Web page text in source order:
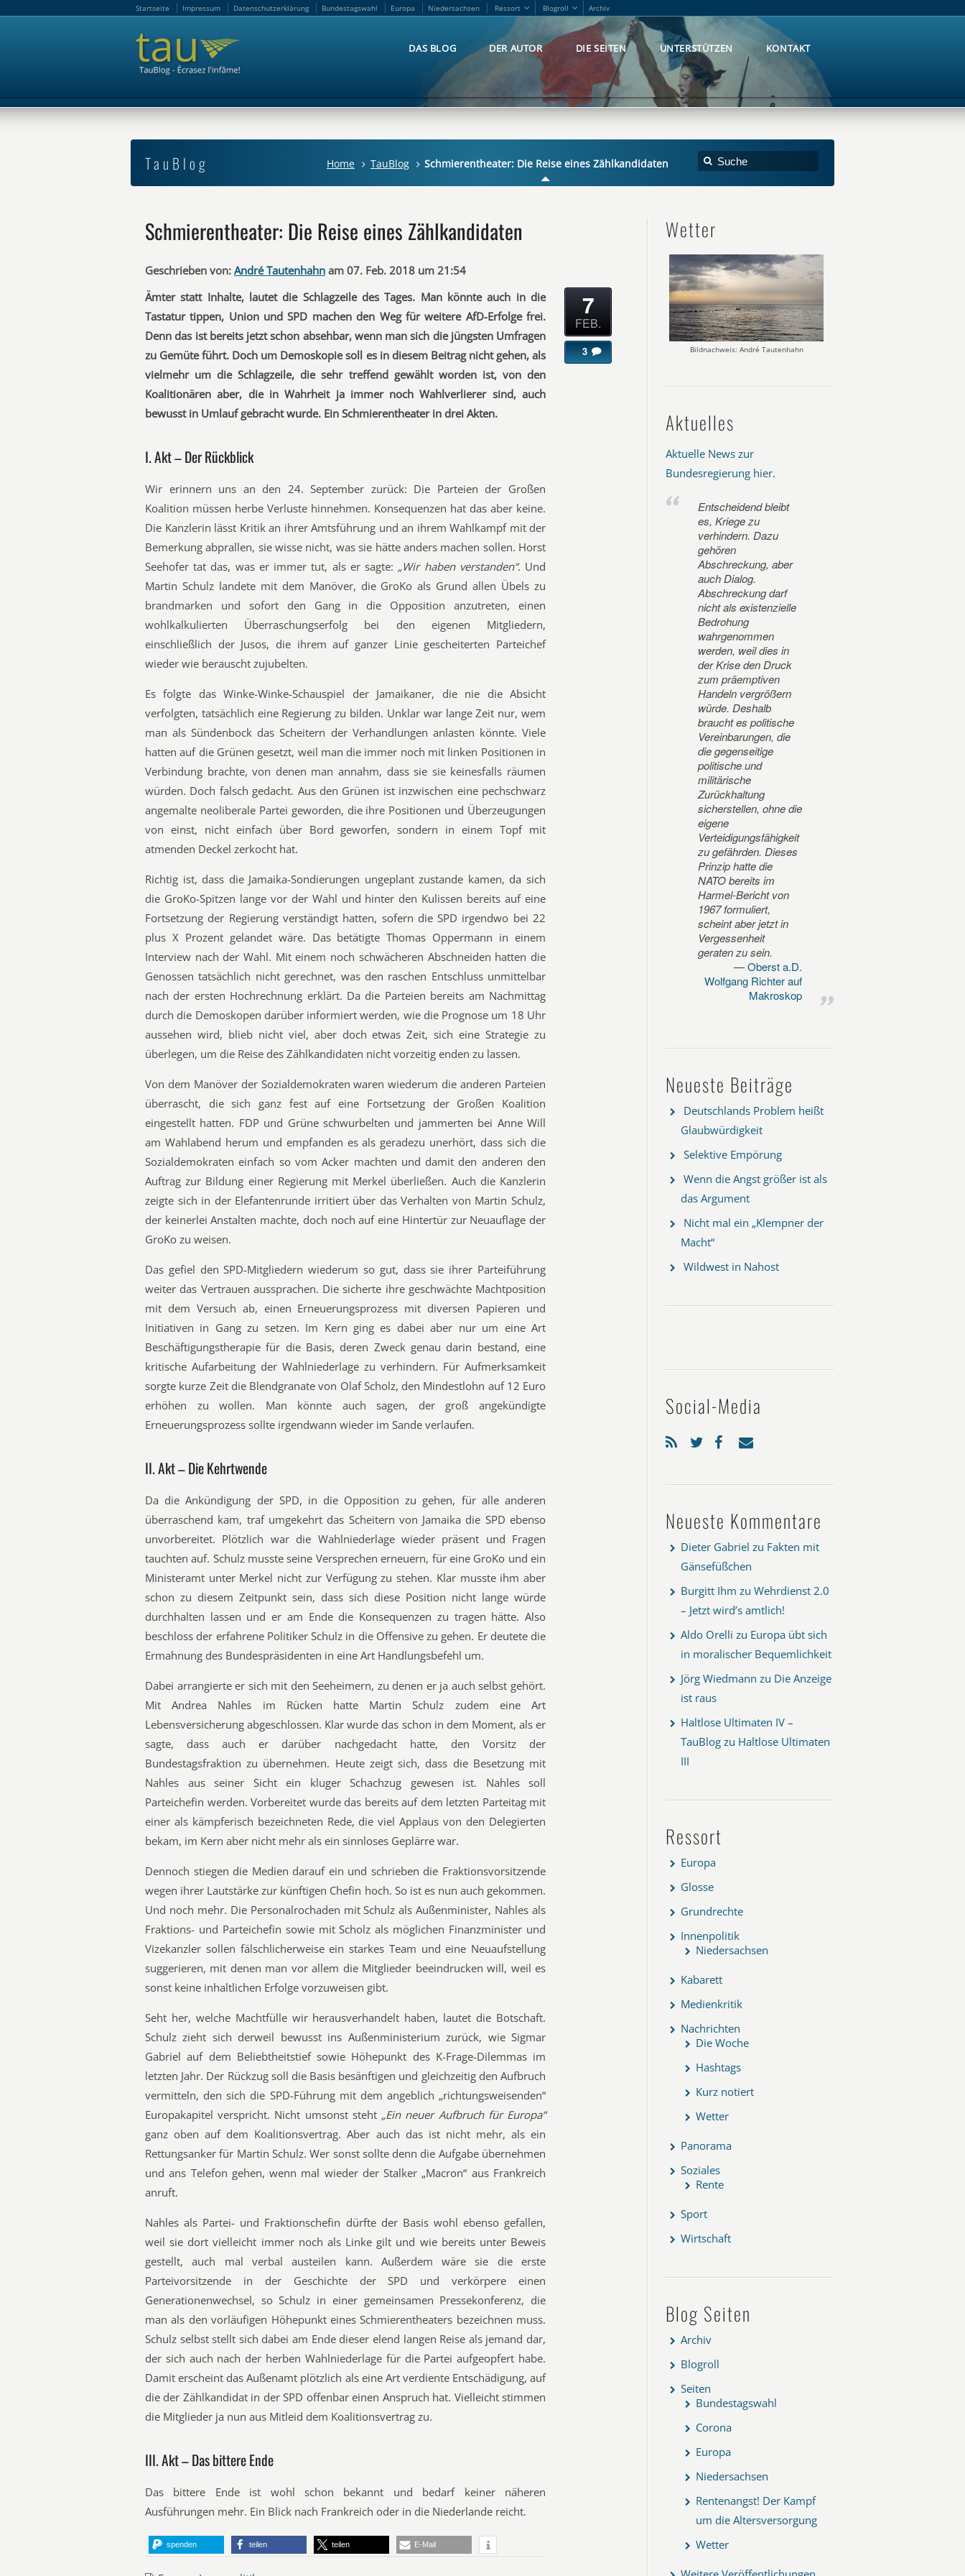
Startseite Impressum Datenschutzerklärung Bundestagswahl Europa Niedersachsen Ressort Blogroll Archiv
DAS BLOG DER AUTOR DIE SEITEN UNTERSTÜTZEN KONTAKT
TauBlog Home TauBlog Schmierentheater: Die Reise eines Zählkandidaten
Schmierentheater: Die Reise eines Zählkandidaten
Geschrieben von: André Tautenhahn am 07. Feb. 2018 um 21:54
Ämter statt Inhalte, lautet die Schlagzeile des Tages. Man könnte auch in die
Tastatur tippen, Union und SPD machen den Weg für weitere AfD-Erfolge frei.
Denn das ist bereits jetzt schon absehbar, wenn man sich die jüngsten Umfragen
zu Gemüte führt. Doch um Demoskopie soll es in diesem Beitrag nicht gehen, als
vielmehr um die Schlagzeile, die sehr treffend gewählt worden ist, von den
Koalitionären aber, die in Wahrheit ja immer noch Wahlverlierer sind, auch
bewusst in Umlauf gebracht wurde. Ein Schmierentheater in drei Akten.
I. Akt – Der Rückblick
Wir erinnern uns an den 24. September zurück: Die Parteien der Großen
Koalition müssen herbe Verluste hinnehmen. Konsequenzen hat das aber keine.
Die Kanzlerin lässt Kritik an ihrer Amtsführung und an ihrem Wahlkampf mit der
Bemerkung abprallen, sie wisse nicht, was sie hätte anders machen sollen. Horst
Seehofer tat das, was er immer tut, als er sagte: „Wir haben verstanden“. Und
Martin Schulz landete mit dem Manöver, die GroKo als Grund allen Übels zu
brandmarken und sofort den Gang in die Opposition anzutreten, einen
wohlkalkulierten Überraschungserfolg bei den eigenen Mitgliedern,
einschließlich der Jusos, die ihrem auf ganzer Linie gescheiterten Parteichef
wieder wie berauscht zujubelten.
Es folgte das Winke-Winke-Schauspiel der Jamaikaner, die nie die Absicht
verfolgten, tatsächlich eine Regierung zu bilden. Unklar war lange Zeit nur, wem
man als Sündenbock das Scheitern der Verhandlungen anlasten könnte. Viele
hatten auf die Grünen gesetzt, weil man die immer noch mit linken Positionen in
Verbindung brachte, von denen man annahm, dass sie sie keinesfalls räumen
würden. Doch falsch gedacht. Aus den Grünen ist inzwischen eine pechschwarz
angemalte neoliberale Partei geworden, die ihre Positionen und Überzeugungen
von einst, nicht einfach über Bord geworfen, sondern in einem Topf mit
atmenden Deckel zerkocht hat.
Richtig ist, dass die Jamaika-Sondierungen ungeplant zustande kamen, da sich
die GroKo-Spitzen lange vor der Wahl und hinter den Kulissen bereits auf eine
Fortsetzung der Regierung verständigt hatten, sofern die SPD irgendwo bei 22
plus X Prozent gelandet wäre. Das betätigte Thomas Oppermann in einem
Interview nach der Wahl. Mit einem noch schwächeren Abschneiden hatten die
Genossen tatsächlich nicht gerechnet, was den raschen Entschluss unmittelbar
nach der ersten Hochrechnung erklärt. Da die Parteien bereits am Nachmittag
durch die Demoskopen darüber informiert werden, wie die Prognose um 18 Uhr
aussehen wird, blieb nicht viel, aber doch etwas Zeit, sich eine Strategie zu
überlegen, um die Reise des Zählkandidaten nicht vorzeitig enden zu lassen.
Von dem Manöver der Sozialdemokraten waren wiederum die anderen Parteien
überrascht, die sich ganz fest auf eine Fortsetzung der Großen Koalition
eingestellt hatten. FDP und Grüne schwurbelten und jammerten bei Anne Will
am Wahlabend herum und empfanden es als geradezu unerhört, dass sich die
Sozialdemokraten einfach so vom Acker machten und damit den anderen den
Auftrag zur Bildung einer Regierung mit Merkel überließen. Auch die Kanzlerin
zeigte sich in der Elefantenrunde irritiert über das Verhalten von Martin Schulz,
der keinerlei Anstalten machte, doch noch auf eine Hintertür zur Neuauflage der
GroKo zu weisen.
Das gefiel den SPD-Mitgliedern wiederum so gut, dass sie ihrer Parteiführung
weiter das Vertrauen aussprachen. Die sicherte ihre geschwächte Machtposition
mit dem Versuch ab, einen Erneuerungsprozess mit diversen Papieren und
Initiativen in Gang zu setzen. Im Kern ging es dabei aber nur um eine Art
Beschäftigungstherapie für die Basis, deren Zweck genau darin bestand, eine
kritische Aufarbeitung der Wahlniederlage zu verhindern. Für Aufmerksamkeit
sorgte kurze Zeit die Blendgranate von Olaf Scholz, den Mindestlohn auf 12 Euro
erhöhen zu wollen. Man könnte auch sagen, der groß angekündigte
Erneuerungsprozess sollte irgendwann wieder im Sande verlaufen.
II. Akt – Die Kehrtwende
Da die Ankündigung der SPD, in die Opposition zu gehen, für alle anderen
überraschend kam, traf umgekehrt das Scheitern von Jamaika die SPD ebenso
unvorbereitet. Plötzlich war die Wahlniederlage wieder präsent und Fragen
tauchten auf. Schulz musste seine Versprechen erneuern, für eine GroKo und ein
Ministeramt unter Merkel nicht zur Verfügung zu stehen. Klar musste ihm aber
schon zu diesem Zeitpunkt sein, dass sich diese Position nicht lange würde
durchhalten lassen und er am Ende die Konsequenzen zu tragen hätte. Also
beschloss der erfahrene Politiker Schulz in die Offensive zu gehen. Er deutete die
Ermahnung des Bundespräsidenten in eine Art Handlungsbefehl um.
Dabei arrangierte er sich mit den Seeheimern, zu denen er ja auch selbst gehört.
Mit Andrea Nahles im Rücken hatte Martin Schulz zudem eine Art
Lebensversicherung abgeschlossen. Klar wurde das schon in dem Moment, als er
sagte, dass auch er darüber nachgedacht hatte, den Vorsitz der
Bundestagsfraktion zu übernehmen. Heute zeigt sich, dass die Besetzung mit
Nahles aus seiner Sicht ein kluger Schachzug gewesen ist. Nahles soll
Parteichefin werden. Vorbereitet wurde das bereits auf dem letzten Parteitag mit
einer als kämpferisch bezeichneten Rede, die viel Applaus von den Delegierten
bekam, im Kern aber nicht mehr als ein sinnloses Geplärre war.
Dennoch stiegen die Medien darauf ein und schrieben die Fraktionsvorsitzende
wegen ihrer Lautstärke zur künftigen Chefin hoch. So ist es nun auch gekommen.
Und noch mehr. Die Personalrochaden mit Schulz als Außenminister, Nahles als
Fraktions- und Parteichefin sowie mit Scholz als möglichen Finanzminister und
Vizekanzler sollen fälschlicherweise ein starkes Team und eine Neuaufstellung
suggerieren, mit denen man vor allem die Mitglieder beeindrucken will, weil es
sonst keine inhaltlichen Erfolge vorzuweisen gibt.
Seht her, welche Machtfülle wir herausverhandelt haben, lautet die Botschaft.
Schulz zieht sich derweil bewusst ins Außenministerium zurück, wie Sigmar
Gabriel auf dem Beliebtheitstief sowie Höhepunkt des K-Frage-Dilemmas im
letzten Jahr. Der Rückzug soll die Basis besänftigen und gleichzeitig den Aufbruch
vermitteln, den sich die SPD-Führung mit dem angeblich „richtungsweisenden“
Europakapitel verspricht. Nicht umsonst steht „Ein neuer Aufbruch für Europa“
ganz oben auf dem Koalitionsvertrag. Aber auch das ist nicht mehr, als ein
Rettungsanker für Martin Schulz. Wer sonst sollte denn die Aufgabe übernehmen
und ans Telefon gehen, wenn mal wieder der Stalker „Macron“ aus Frankreich
anruft.
Nahles als Partei- und Fraktionschefin dürfte der Basis wohl ebenso gefallen,
weil sie dort vielleicht immer noch als Linke gilt und wie bereits unter Beweis
gestellt, auch mal verbal austeilen kann. Außerdem wäre sie die erste
Parteivorsitzende in der Geschichte der SPD und verkörpere einen
Generationenwechsel, so Schulz in einer gemeinsamen Pressekonferenz, die
man als den vorläufigen Höhepunkt eines Schmierentheaters bezeichnen muss.
Schulz selbst stellt sich dabei am Ende dieser elend langen Reise als jemand dar,
der sich auch nach der herben Wahlniederlage für die Partei aufgeopfert habe.
Damit erscheint das Außenamt plötzlich als eine Art verdiente Entschädigung, auf
die der Zählkandidat in der SPD offenbar einen Anspruch hat. Vielleicht stimmen
die Mitglieder ja nun aus Mitleid dem Koalitionsvertrag zu.
III. Akt – Das bittere Ende
Das bittere Ende ist wohl schon bekannt und bedarf keiner näheren
Ausführungen mehr. Ein Blick nach Frankreich oder in die Niederlande reicht.
spenden teilen teilen E-Mail
7
FEB.
3
Wetter
Bildnachweis: André Tautenhahn
Aktuelles
Aktuelle News zur
Bundesregierung hier.
Entscheidend bleibt
es, Kriege zu
verhindern. Dazu
gehören
Abschreckung, aber
auch Dialog.
Abschreckung darf
nicht als existenzielle
Bedrohung
wahrgenommen
werden, weil dies in
der Krise den Druck
zum präemptiven
Handeln vergrößern
würde. Deshalb
braucht es politische
Vereinbarungen, die
die gegenseitige
politische und
militärische
Zurückhaltung
sicherstellen, ohne die
eigene
Verteidigungsfähigkeit
zu gefährden. Dieses
Prinzip hatte die
NATO bereits im
Harmel-Bericht von
1967 formuliert,
scheint aber jetzt in
Vergessenheit
geraten zu sein.
Oberst a.D.
Wolfgang Richter auf
Makroskop
Neueste Beiträge
Deutschlands Problem heißt
Glaubwürdigkeit
Selektive Empörung
Wenn die Angst größer ist als
das Argument
Nicht mal ein „Klempner der
Macht“
Wildwest in Nahost
Social-Media
Neueste Kommentare
Dieter Gabriel zu Fakten mit
Gänsefüßchen
Burgitt Ihm zu Wehrdienst 2.0
– Jetzt wird’s amtlich!
Aldo Orelli zu Europa übt sich
in moralischer Bequemlichkeit
Jörg Wiedmann zu Die Anzeige
ist raus
Haltlose Ultimaten IV –
TauBlog zu Haltlose Ultimaten
III
Ressort
Europa
Glosse
Grundrechte
Innenpolitik
Niedersachsen
Kabarett
Medienkritik
Nachrichten
Die Woche
Hashtags
Kurz notiert
Wetter
Panorama
Soziales
Rente
Sport
Wirtschaft
Blog Seiten
Archiv
Blogroll
Seiten
Bundestagswahl
Corona
Europa
Niedersachsen
Rentenangst! Der Kampf
um die Altersversorgung
Wetter
Startseite Impressum Datenschutzerklärung Bundestagswahl Europa Niedersachsen Ressort Blogroll Archiv
DAS BLOG DER AUTOR DIE SEITEN UNTERSTÜTZEN KONTAKT